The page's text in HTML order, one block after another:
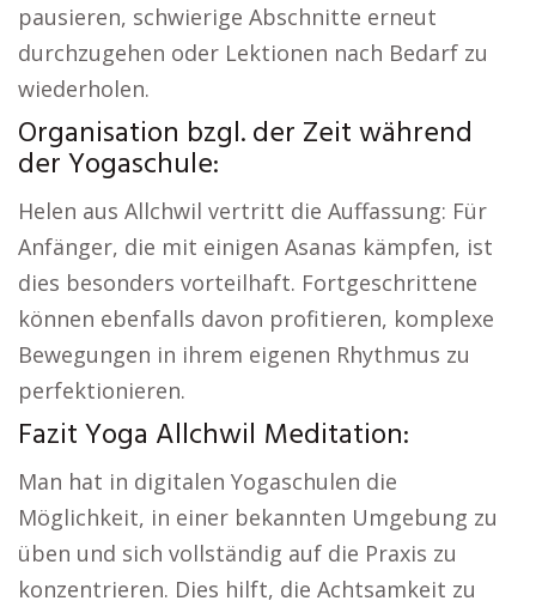
pausieren, schwierige Abschnitte erneut
durchzugehen oder Lektionen nach Bedarf zu
wiederholen.
Organisation bzgl. der Zeit während
der Yogaschule:
Helen aus Allchwil vertritt die Auffassung: Für
Anfänger, die mit einigen Asanas kämpfen, ist
dies besonders vorteilhaft. Fortgeschrittene
können ebenfalls davon profitieren, komplexe
Bewegungen in ihrem eigenen Rhythmus zu
perfektionieren.
Fazit Yoga Allchwil Meditation:
Man hat in digitalen Yogaschulen die
Möglichkeit, in einer bekannten Umgebung zu
üben und sich vollständig auf die Praxis zu
konzentrieren. Dies hilft, die Achtsamkeit zu